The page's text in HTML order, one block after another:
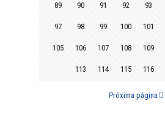
89 90 91 92 93
97 98 99 100 101
105 106 107 108 109
113 114 115 116
Próxima página